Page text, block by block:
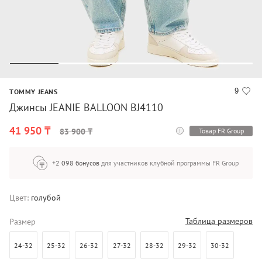
9
TOMMY JEANS
Джинсы JEANIE BALLOON BJ4110
41 950 ₸
83 900 ₸ Товар FR Group
+2 098 бонусов для участников клубной программы FR Group
Цвет: голубой
Размер Таблица размеров
24-32 25-32 26-32 27-32 28-32 29-32 30-32